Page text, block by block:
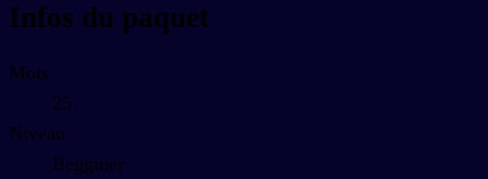
Infos du paquet
Mots
25
Niveau
Begginer